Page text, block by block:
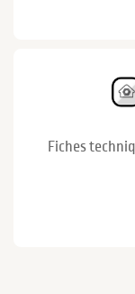
Fiches